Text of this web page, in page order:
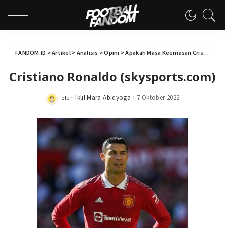
FANDOM.ID >Artikel> Analisis >Opini >Apakah Masa Keemasan Cristiano Ronaldo Sudah Habis?
Cristiano Ronaldo (skysports.com)
Posted
oleh Iklil Mara Abidyoga 7 Oktober 2022